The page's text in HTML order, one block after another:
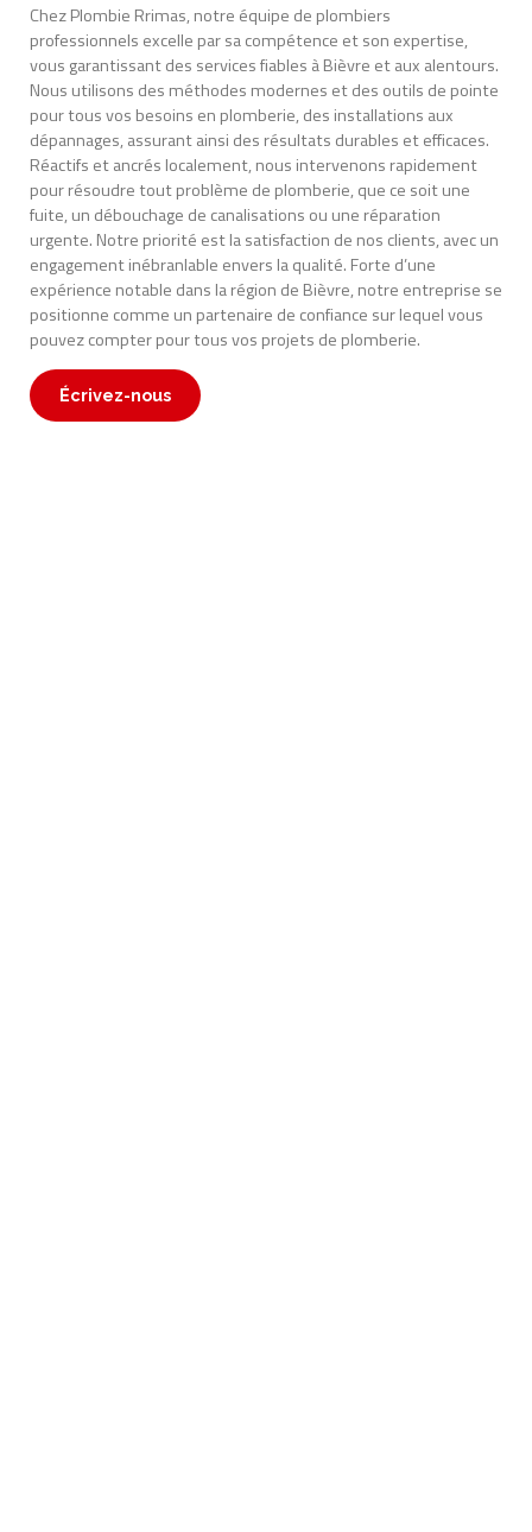
Chez Plombie Rrimas, notre équipe de plombiers
professionnels excelle par sa compétence et son expertise,
vous garantissant des services fiables à Bièvre et aux alentours.
Nous utilisons des méthodes modernes et des outils de pointe
pour tous vos besoins en plomberie, des installations aux
dépannages, assurant ainsi des résultats durables et efficaces.
Réactifs et ancrés localement, nous intervenons rapidement
pour résoudre tout problème de plomberie, que ce soit une
fuite, un débouchage de canalisations ou une réparation
urgente. Notre priorité est la satisfaction de nos clients, avec un
engagement inébranlable envers la qualité. Forte d’une
expérience notable dans la région de Bièvre, notre entreprise se
positionne comme un partenaire de confiance sur lequel vous
pouvez compter pour tous vos projets de plomberie.
Écrivez-nous